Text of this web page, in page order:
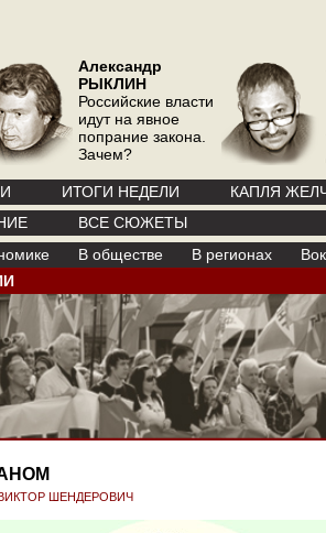
Александр
РЫКЛИН
Российские власти
идут на явное
попрание закона.
Зачем?
ИТОГИ НЕДЕЛИ КАПЛЯ
ВСЕ СЮЖЕТЫ
В обществе В регионах
ШЕНДЕРОВИЧ